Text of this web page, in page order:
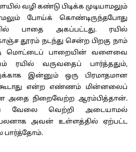
வழி கண்டு பிடிக்க முடியாமலும்
போய்க் கொண்டிருந்தபோது
பாதை அகப்பட்டது. ரயில்
தூரம் நடந்து சென்ற பிறகு நாம்
மொட்டைப் பாறையின் வளைவை
ரயில் வருவதைப் பார்த்ததும்,
இன்னும் ஒரு பிரமாதமான
என்ற எண்ணம் மின்னலைப்
அதை நிறைவேற்ற ஆரம்பித்தான்.
வேலை வெற்றி அடையாமல்
அவன் உள்ளத்தில் ஏற்பட்ட
பார்த்தோம்.